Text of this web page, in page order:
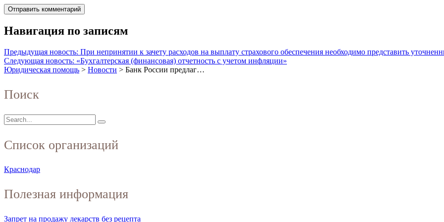
Навигация по записям
Предыдущая новость: При непринятии к зачету расходов на выплату страхового обеспечения необходимо представить
Следующая новость: «Бухгалтерская (финансовая) отчетность с учетом инфляции»
Юридическая помощь > Новости > Банк России предлаг…
Поиск
Список организаций
Краснодар
Полезная информация
Запрет на продажу лекарств без рецепта